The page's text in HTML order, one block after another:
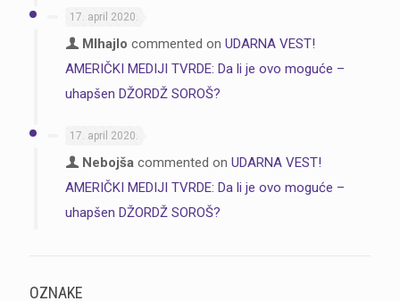
17. april 2020.
MIhajlo commented on UDARNA VEST!
AMERIČKI MEDIJI TVRDE: Da li je ovo moguće –
uhapšen DŽORDŽ SOROŠ?
17. april 2020.
Nebojša commented on UDARNA VEST!
AMERIČKI MEDIJI TVRDE: Da li je ovo moguće –
uhapšen DŽORDŽ SOROŠ?
OZNAKE